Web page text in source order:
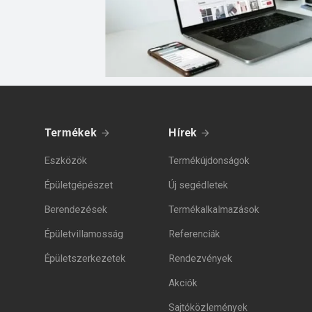
Termékek
Eszközök
Épületgépészet
Berendezések
Épületvillamosság
Épületszerkezetek
Hírek
Termékújdonságok
Új segédletek
Termékalkalmazások
Referenciák
Rendezvények
Akciók
Sajtóközlemények